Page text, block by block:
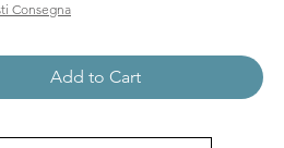
Consegna
Add to Cart